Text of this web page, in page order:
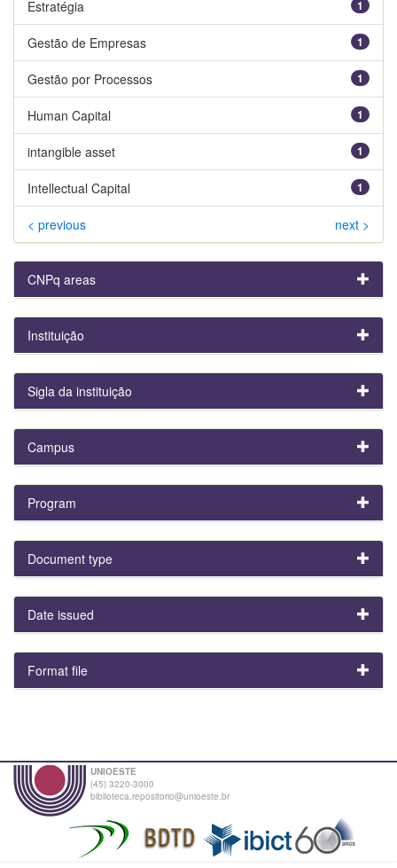
1
Estratégia
1
Gestão de Empresas
1
Gestão por Processos
1
Human Capital
1
intangible asset
1
Intellectual Capital
< previous next >
CNPq areas
Instituição
Sigla da instituição
Campus
Program
Document type
Date issued
Format file
UNIOESTE
(45) 3220-3000
biblioteca.repositorio@unioeste.br